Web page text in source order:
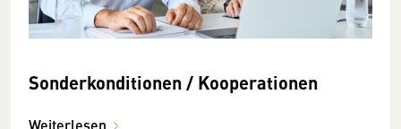
Sonderkonditionen / Kooperationen
Weiterlesen